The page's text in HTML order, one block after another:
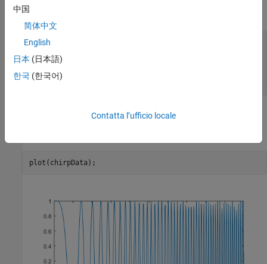
continuo e avvolgente.
chirpData = (step(hchirp))';
if evenFlag
end
Tracciare il segnale Chirp
中国
简体中文
English
日本 (日本語)
한국 (한국어)
Contatta l’ufficio locale